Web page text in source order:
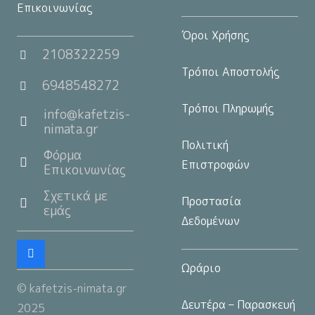
Επικοινωνίας
2108322259
6948548272
info@kafetzis-
nimata.gr
Φόρμα
Επικοινωνίας
Σχετικά με
εμάς
© kafetzis-nimata.gr
2025
Όροι Χρήσης
Τρόποι Αποστολής
Τρόποι Πληρωμής
Πολιτική
Επιστροφών
Προστασία
Δεδομένων
Ωράριο
Δευτέρα – Παρασκευή